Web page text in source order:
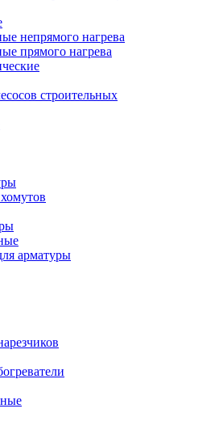
непрямого нагрева
прямого нагрева
строительных
арматуры